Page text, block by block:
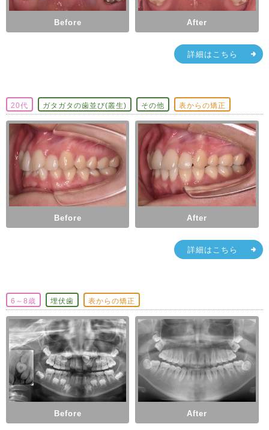
Before After
詳細はこちら
20代 ガタガタの歯並び(叢生) その他 表からの矯正
Before After
詳細はこちら
6～8歳 埋伏歯 表からの矯正
Before After